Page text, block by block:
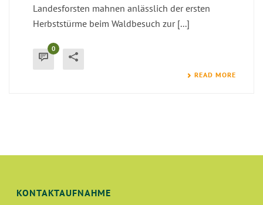
Landesforsten mahnen anlässlich der ersten
Herbststürme beim Waldbesuch zur [...]
0
READ MORE
KONTAKTAUFNAHME